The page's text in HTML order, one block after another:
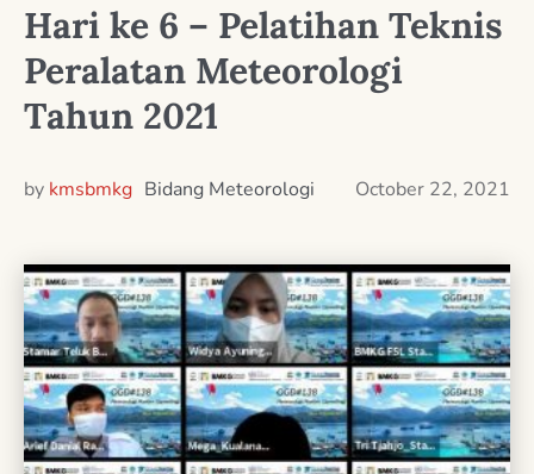
Hari ke 6 – Pelatihan Teknis
Peralatan Meteorologi
Tahun 2021
October 22, 2021
by kmsbmkg Bidang Meteorologi